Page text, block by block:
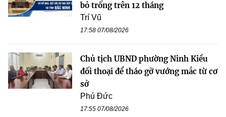
bỏ trống trên 12 tháng
Trí Vũ
17:58 07/08/2026
Chủ tịch UBND phường Ninh Kiều
đối thoại để tháo gỡ vướng mắc từ cơ
sở
Phú Đức
17:55 07/08/2026